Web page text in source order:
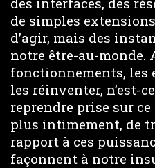
de simples
d’agir, mais des
notre être-au-monde.
fonctionnements, les
les réinventer, n’est-
reprendre prise sur
plus intimement, de
rapport à ces
façonnent à notre